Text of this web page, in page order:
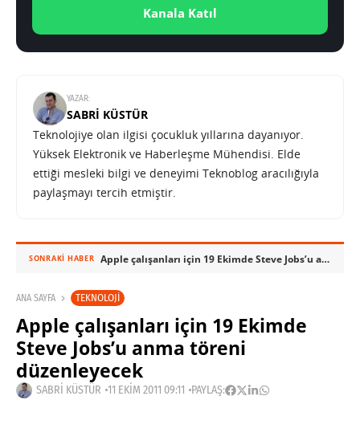
Kanala Katıl
YAZAR:
SABRI KÜSTÜR
Teknolojiye olan ilgisi çocukluk yıllarına dayanıyor.
Yüksek Elektronik ve Haberleşme Mühendisi. Elde
ettiği mesleki bilgi ve deneyimi Teknoblog aracılığıyla
paylaşmayı tercih etmiştir.
SONRAKI HABER Apple çalışanları için 19 Ekimde Steve Jobs’u anma töreni düzenleyecek
ANA SAYFA TEKNOLOJI
Apple çalışanları için 19 Ekimde
Steve Jobs’u anma töreni
düzenleyecek
SABRI KÜSTÜR 11 EKIM 2011 09:11 PAYLAŞ: